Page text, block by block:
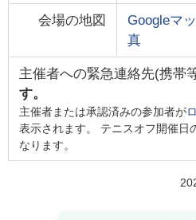
会場の地図
Googleマ
真
主催者への緊急連絡先(携帯
す。
主催者または承認済みの参加者が
表示されます。 テニスオフ開催日
なります。